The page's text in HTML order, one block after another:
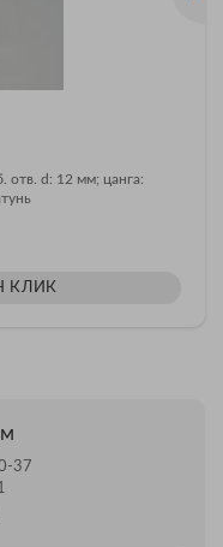
отв. d: 12 мм; цанга:
КЛИК
37